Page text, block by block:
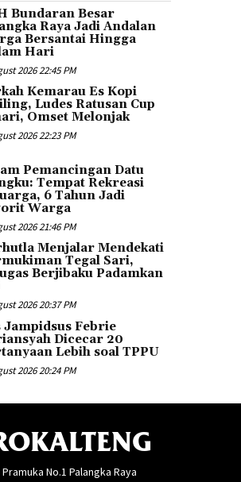
Bundaran Besar
Raya Jadi Andalan
Bersantai Hingga
Hari
2026 22:45 PM
Kemarau Es Kopi
Ludes Ratusan Cup
Omset Melonjak
2026 22:23 PM
Pemancingan Datu
Tempat Rekreasi
6 Tahun Jadi
Warga
2026 21:46 PM
Menjalar Mendekati
Tegal Sari,
Berjibaku Padamkan
2026 20:37 PM
Jampidsus Febrie
Dicecar 20
Lebih soal TPPU
2026 20:24 PM
Pramuka No.1 Palangka Raya